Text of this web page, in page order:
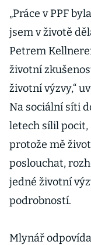
„Práce v PPF
jsem v životě
Petrem
životní
životní výzvy,“
Na sociální síti
letech sílil pocit,
protože mě
poslouchat,
jedné životní
podrobností.
Mlynář